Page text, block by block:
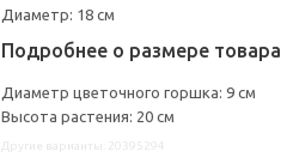
Диаметр: 18 см
Подробнее о размере товара
Диаметр цветочного горшка: 9 см
Высота растения: 20 см